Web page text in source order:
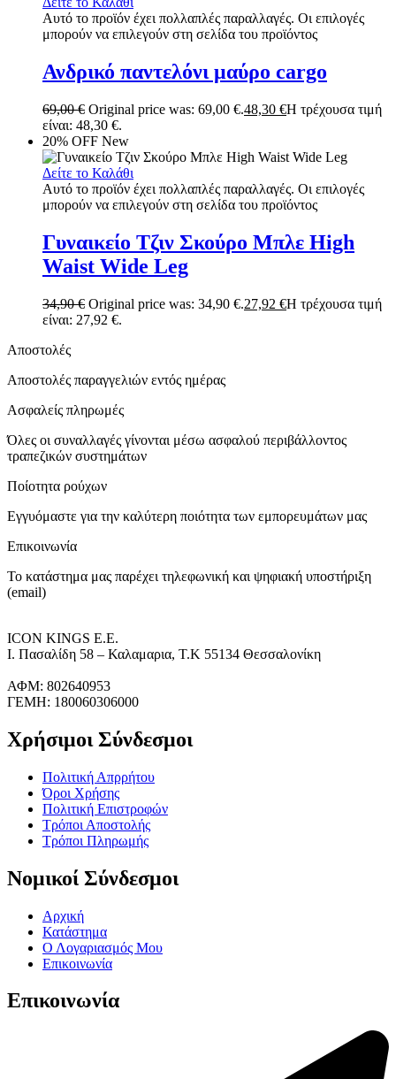
Αυτό το προϊόν έχει πολλαπλές παραλλαγές. Οι επιλογές
μπορούν να επιλεγούν στη σελίδα του προϊόντος
Ανδρικό παντελόνι μαύρο cargo
69,00€ Original price was: 69,00 €.48,30 €Η τρέχουσα τιμή
είναι: 48,30 €.
20% OFF New
Δείτε το Καλάθι
Αυτό το προϊόν έχει πολλαπλές παραλλαγές. Οι επιλογές
μπορούν να επιλεγούν στη σελίδα του προϊόντος
Γυναικείο Τζιν Σκούρο Μπλε High
Waist Wide Leg
34,90€ Original price was: 34,90 €.27,92 €Η τρέχουσα τιμή
είναι: 27,92 €.
Αποστολές
Αποστολές παραγγελιών εντός ημέρας
Ασφαλείς πληρωμές
Όλες οι συναλλαγές γίνονται μέσω ασφαλού περιβάλλοντος
τραπεζικών συστημάτων
Ποίοτητα ρούχων
Εγγυόμαστε για την καλύτερη ποιότητα των εμπορευμάτων μας
Επικοινωνία
Το κατάστημα μας παρέχει τηλεφωνική και ψηφιακή υποστήριξη
(email)
ICON KINGS Ε.Ε.
Ι. Πασαλίδη 58 – Καλαμαρια, Τ.Κ 55134 Θεσσαλονίκη
ΑΦΜ: 802640953
ΓΕΜΗ: 180060306000
Χρήσιμοι Σύνδεσμοι
Πολιτική Απρρήτου
Όροι Χρήσης
Πολιτική Επιστροφών
Τρόποι Αποστολής
Τρόποι Πληρωμής
Νομικοί Σύνδεσμοι
Αρχική
Κατάστημα
Ο Λογαριασμός Μου
Επικοινωνία
Επικοινωνία